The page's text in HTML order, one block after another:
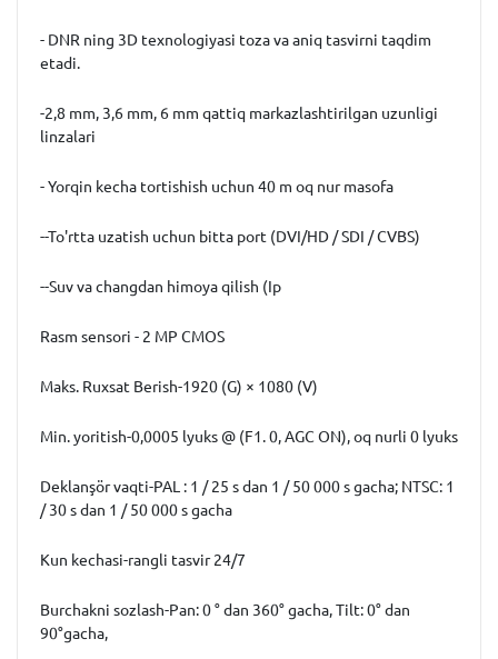
- DNR ning 3D texnologiyasi toza va aniq tasvirni taqdim
etadi.
-2,8 mm, 3,6 mm, 6 mm qattiq markazlashtirilgan uzunligi
linzalari
- Yorqin kecha tortishish uchun 40 m oq nur masofa
--To'rtta uzatish uchun bitta port (DVI/HD / SDI / CVBS)
--Suv va changdan himoya qilish (Ip
Rasm sensori - 2 MP CMOS
Maks. Ruxsat Berish-1920 (G) × 1080 (V)
Min. yoritish-0,0005 lyuks @ (F1. 0, AGC ON), oq nurli 0 lyuks
Deklanşör vaqti-PAL : 1 / 25 s dan 1 / 50 000 s gacha; NTSC: 1
/ 30 s dan 1 / 50 000 s gacha
Kun kechasi-rangli tasvir 24/7
Burchakni sozlash-Pan: 0 ° dan 360° gacha, Tilt: 0° dan
90°gacha,